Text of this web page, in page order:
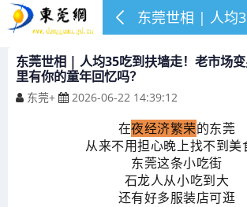
东莞世相 | 人均35吃到扶墙走！老市场
里有你的童年回忆吗？
东莞+ 2026-06-22 14:39:12
在夜经济繁荣的东莞
从来不用担心晚上找不到美
东莞这条小吃街
石龙人从小吃到大
还有好多服装店可逛